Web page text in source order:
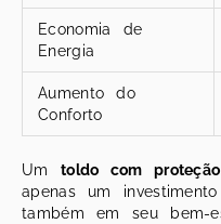
Economia de
Energia
Aumento do
Conforto
Um toldo com
apenas um
também em seu bem-